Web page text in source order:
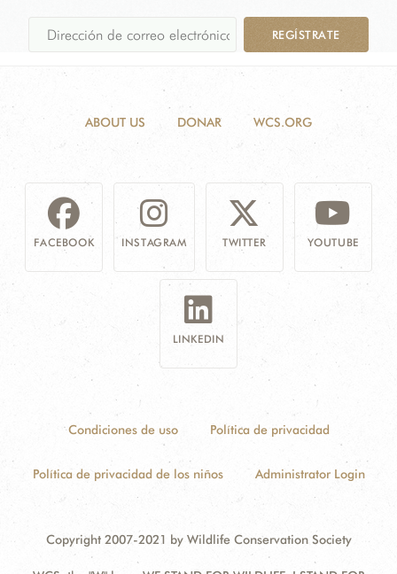
REGÍSTRATE
ABOUT US DONAR WCS.ORG
FACEBOOK INSTAGRAM TWITTER YOUTUBE
LINKEDIN
Condiciones de uso Política de privacidad
Política de privacidad de los niños Administrator Login
Copyright 2007-2021 by Wildlife Conservation Society